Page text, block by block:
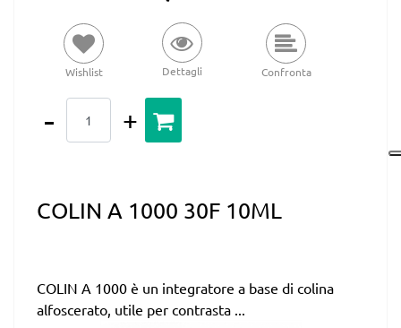
Wishlist Dettagli Confronta
COLIN A 1000 30F 10ML
COLIN A 1000 è un integratore a base di colina
alfoscerato, utile per contrasta ...